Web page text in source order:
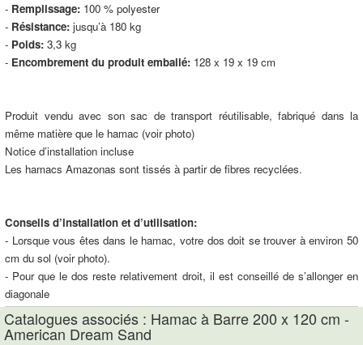
- Remplissage: 100 % polyester
- Résistance: jusqu’à 180 kg
- Poids: 3,3 kg
- Encombrement du produit emballé: 128 x 19 x 19 cm
Produit vendu avec son sac de transport réutilisable, fabriqué dans la
même matière que le hamac (voir photo)
Notice d’installation incluse
Les hamacs Amazonas sont tissés à partir de fibres recyclées.
Conseils d’installation et d’utilisation:
- Lorsque vous êtes dans le hamac, votre dos doit se trouver à environ 50
cm du sol (voir photo).
- Pour que le dos reste relativement droit, il est conseillé de s’allonger en
diagonale
Catalogues associés : Hamac à Barre 200 x 120 cm -
American Dream Sand